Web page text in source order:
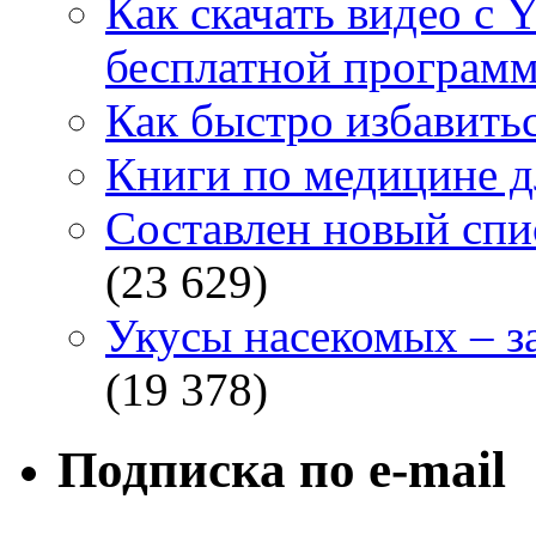
Как скачать видео с
бесплатной
Как быстро
Книги по медицине
Составлен новый
(23 629)
Укусы насекомых –
(19 378)
Подписка по e-mail